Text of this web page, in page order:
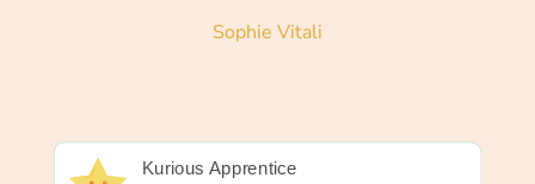
Sophie Vitali
Kurious Apprentice